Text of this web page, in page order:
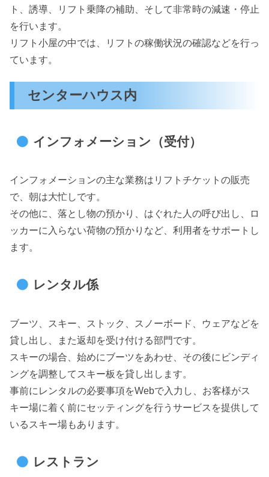
ト、誘導、リフト乗降の補助、そして非常時の減速・停止
を行います。
リフト小屋の中では、リフトの稼働状況の確認などを行っ
ています。
センターハウス内
インフォメーション（受付）
インフォメーションの主な業務はリフトチケットの販売
で、朝は大忙しです。
その他に、落とし物の預かり、はぐれた人の呼び出し、ロ
ッカーに入らない荷物の預かりなど、利用者をサポートし
ます。
レンタル係
ブーツ、スキー、ストック、スノーボード、ウェアなどを
貸し出し、また返却を受け付ける部門です。
スキーの場合、始めにブーツをあわせ、その後にビンディ
ングを調整してスキー板を貸し出します。
事前にレンタルの必要事項をWebで入力し、お客様がス
キー場に着く前にセッティングを行うサービスを提供して
いるスキー場もあります。
レストラン